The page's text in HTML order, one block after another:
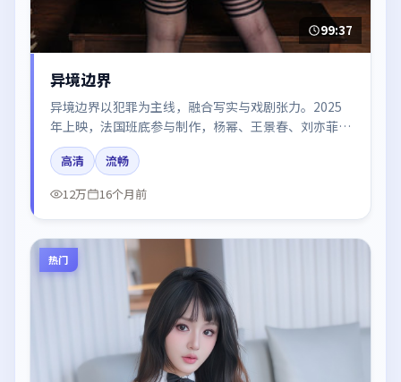
99:37
异境边界
异境边界以犯罪为主线，融合写实与戏剧张力。2025
年上映，法国班底参与制作，杨幂、王景春、刘亦菲在
片中呈现细腻表演，影像风格统一，配乐与剪辑强化了
情绪曲线。
高清
流畅
12万
16个月前
热门